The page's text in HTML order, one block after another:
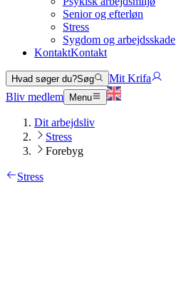
Senior og efterløn
Stress
Sygdom og arbejdsskade
KontaktKontakt
Hvad søger du?Søg
Mit Krifa
Bliv medlem
Menu
Dit arbejdsliv
Stress
Forebyg
Stress